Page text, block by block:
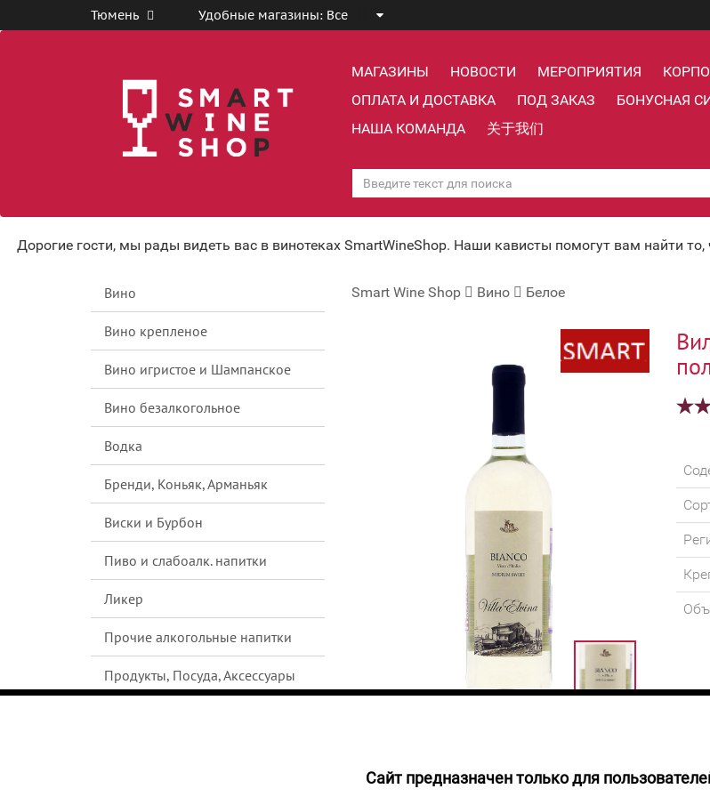
Тюмень Удобные магазины: Все
МАГАЗИНЫ НОВОСТИ МЕРОПРИЯТИЯ
ОПЛАТА И ДОСТАВКА
ПОД ЗАКАЗ
БОНУСНАЯ
НАША КОМАНДА
关于我们
Дорогие гости, мы рады видеть вас в винотеках SmartWineShop. Наши кависты помогут вам найти
Вино
Вино крепленое
Вино игристое и Шампанское
Вино безалкогольное
Водка
Бренди, Коньяк, Арманьяк
Виски и Бурбон
Пиво и слабоалк. напитки
Ликер
Прочие алкогольные напитки
Продукты, Посуда, Аксессуары
Smart Wine Shop Вино Белое
НЕТ В НАЛИЧИИ
Cайт предназначен только для